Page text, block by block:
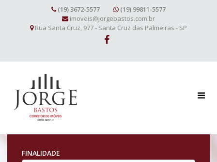
(19) 3672-5577
(19) 99811-5577
imoveis@jorgebastos.com.br
Rua Santa Cruz, 977 - Santa Cruz das Palmeiras - SP
FINALIDADE